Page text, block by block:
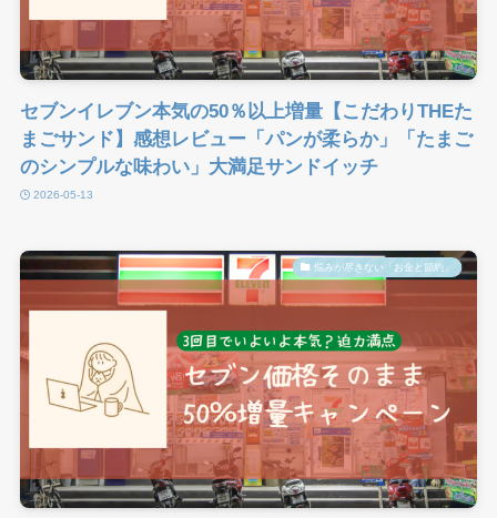
セブンイレブン本気の50％以上増量【こだわりTHEた
まごサンド】感想レビュー「パンが柔らか」「たまご
のシンプルな味わい」大満足サンドイッチ
2026-05-13
悩みが尽きない「お金と節約」